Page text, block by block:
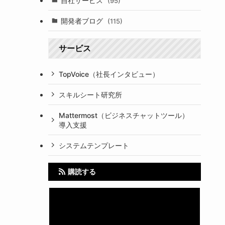
開発者ブログ (115)
サービス
TopVoice（社長インタビュー）
スキルシート研究所
Mattermost（ビジネスチャットツール）
導入支援
システムテンプレート
購読する